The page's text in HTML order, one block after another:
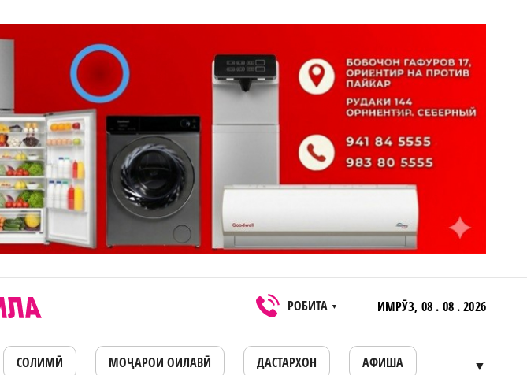
РОБИТА ▼ ИМРӮЗ, 08 . 08 . 2026
СОЛИМӢ МОҶАРОИ ОИЛАВӢ ДАСТАРХОН АФИША ▼